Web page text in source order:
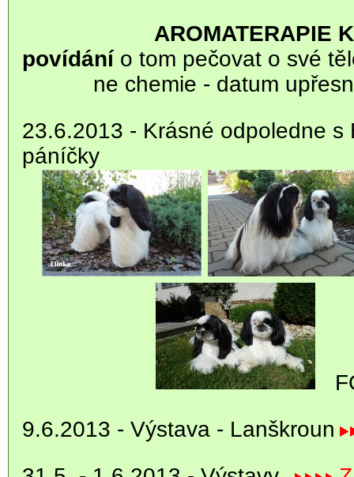
AROMATERAPIE
povídání o tom pečovat o své
ne chemie - datum
23.6.2013 - Krásné odpoledne s
páníčky
9.6.2013 - Výstava - Lanškroun